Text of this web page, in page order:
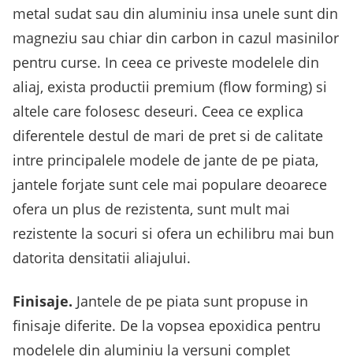
metal sudat sau din aluminiu insa unele sunt din
magneziu sau chiar din carbon in cazul masinilor
pentru curse. In ceea ce priveste modelele din
aliaj, exista productii premium (flow forming) si
altele care folosesc deseuri. Ceea ce explica
diferentele destul de mari de pret si de calitate
intre principalele modele de jante de pe piata,
jantele forjate sunt cele mai populare deoarece
ofera un plus de rezistenta, sunt mult mai
rezistente la socuri si ofera un echilibru mai bun
datorita densitatii aliajului.
Finisaje. Jantele de pe piata sunt propuse in
finisaje diferite. De la vopsea epoxidica pentru
modelele din aluminiu la versuni complet